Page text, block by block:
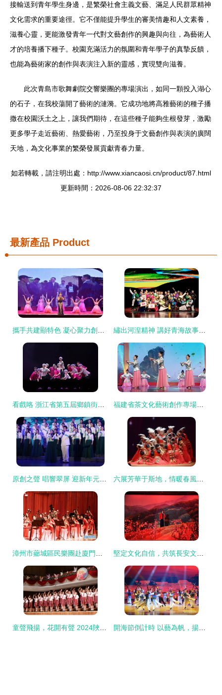
接輸送到青年學生身邊，是繁榮社會主義文藝、滿足人民群眾精神
文化需求的重要途徑。它不僅能提升學生的審美情趣和人文素養，
滋養心靈，更能激發青年一代對文藝創作的興趣與向往，為藝術人
才的培養播下種子。校園充滿活力的氛圍和青年學子的真摯反饋，
也能為藝術家的創作與表演注入新的靈感，實現雙向滋養。
此次青島市歌舞劇院交響樂團的專場演出，如同一顆投入湖心
的石子，在我校蕩開了藝術的漣漪。它成功地將高雅藝術的種子播
撒在校園沃土之上，讓我們期待，在這些種子能夠生根發芽，激勵
更多學子走近藝術、熱愛藝術，乃至投身于文藝創作與表演的廣闊
天地，為文化事業的繁榮發展貢獻青春力量。
如若轉載，請注明出處：http://www.xiancaosi.cn/product/87.html
更新時間：2026-08-06 22:32:37
最新產品 Product